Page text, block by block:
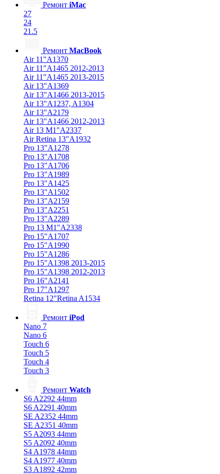
Ремонт iMac
27
24
21.5
Ремонт MacBook
Air 11"A1370
Air 11"A1465 2012-2013
Air 11"A1465 2013-2015
Air 13"A1369
Air 13"A1466 2013-2015
Air 13"A1237, A1304
Air 13"A2179
Air 13"A1466 2012-2013
Air 13 M1"A2337
Air Retina 13″A1932
Pro 13"A1278
Pro 13"A1708
Pro 13"A1706
Pro 13"A1989
Pro 13"A1425
Pro 13"A1502
Pro 13"A2159
Pro 13"A2251
Pro 13"A2289
Pro 13 M1"A2338
Pro 15"A1707
Pro 15"A1990
Pro 15"A1286
Pro 15"A1398 2013-2015
Pro 15"A1398 2012-2013
Pro 16"A2141
Pro 17"A1297
Retina 12"Retina A1534
Ремонт iPod
Nano 7
Nano 6
Touch 6
Touch 5
Touch 4
Touch 3
Ремонт Watch
S6 A2292 44mm
S6 A2291 40mm
SE A2352 44mm
SE A2351 40mm
S5 A2093 44mm
S5 A2092 40mm
S4 A1978 44mm
S4 A1977 40mm
S3 A1892 42mm